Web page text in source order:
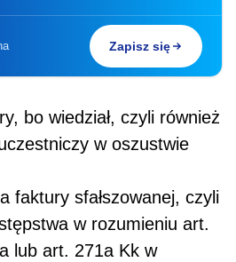
Zapisz się
bo wiedział, czyli również
w oszustwie
faktury sfałszowanej, czyli
w rozumieniu art.
lub art. 271a Kk w